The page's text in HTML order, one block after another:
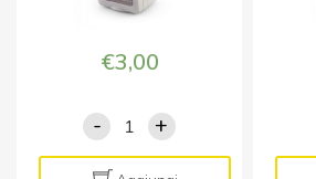
€3,00
-
Contenitore
stagno
+